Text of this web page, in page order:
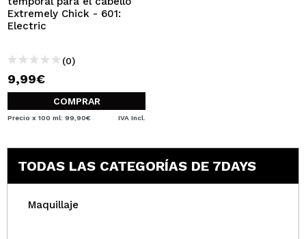
pedidos y consultar tus operaciones anteriores.
Extremely Chick - 601:
Electric
(0)
9,99€
COMPRAR
Precio x 100 ml: 99,90€ IVA Incl.
TODAS LAS CATEGORÍAS DE 7DAYS
Maquillaje